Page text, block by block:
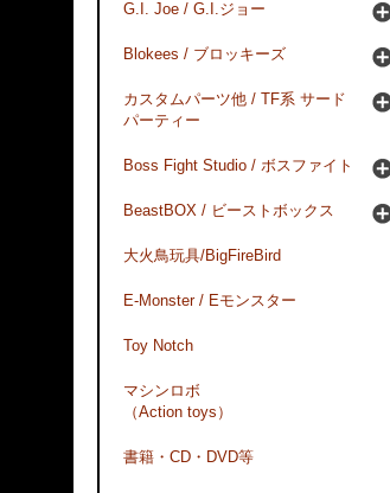
G.I. Joe / G.I.ジョー
Blokees / ブロッキーズ
カスタムパーツ他 / TF系 サード
パーティー
Boss Fight Studio / ボスファイト
BeastBOX / ビーストボックス
大火鳥玩具/BigFireBird
E-Monster / Eモンスター
Toy Notch
マシンロボ
（Action toys）
書籍・CD・DVD等